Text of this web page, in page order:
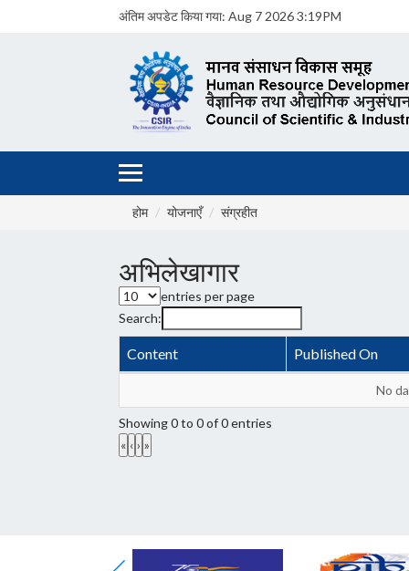
अंतिम अपडेट किया गया: Aug 7 2026 3:19PM
होम योजनाएँ संग्रहीत
अभिलेखागार
entries per page
Search:
Content Published On
No
Showing 0 to 0 of 0 entries
« ‹ › »